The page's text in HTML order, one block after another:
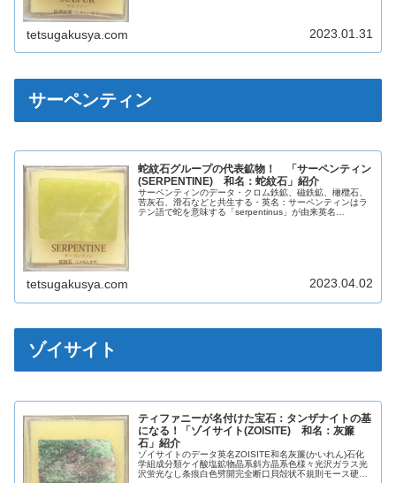
tetsugakusya.com 2023.01.31
サーペンティン
蛇紋石グループの代表鉱物！ 「サーペンティン
(SERPENTINE) 和名：蛇紋石」紹介
サーペンティンのデータ・クロム鉄鉱、磁鉄鉱、橄欖石、
苦灰石、滑石などと共生する・英名：サーペンティンはラ
テン語で蛇を意味する「serpentinus」が由来英名
tetsugakusya.com 2023.04.02
ゾイサイト
ティファニーが名付けた宝石：タンザナイトの基
になる！「ゾイサイト(ZOISITE) 和名：灰簾
石」紹介
ゾイサイトのデータ英名ZOISITE和名灰簾(かいれん)石化
学組成分類ケイ酸塩鉱物晶系斜方晶系色様々光沢ガラス光
沢蛍光なし条痕白色劈開完全断口貝殻状不規則モース硬度